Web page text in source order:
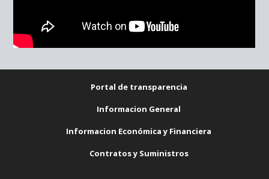
Portal de transparencia
Informacion General
Informacion Económica y Financiera
Contratos y Suministros